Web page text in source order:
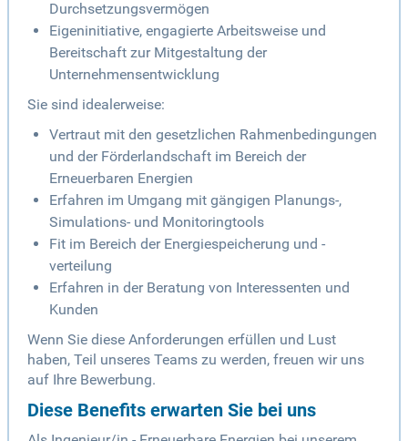
Durchsetzungsvermögen
Eigeninitiative, engagierte Arbeitsweise und
Bereitschaft zur Mitgestaltung der
Unternehmensentwicklung
Sie sind idealerweise:
Vertraut mit den gesetzlichen Rahmenbedingungen
und der Förderlandschaft im Bereich der
Erneuerbaren Energien
Erfahren im Umgang mit gängigen Planungs-,
Simulations- und Monitoringtools
Fit im Bereich der Energiespeicherung und -
verteilung
Erfahren in der Beratung von Interessenten und
Kunden
Wenn Sie diese Anforderungen erfüllen und Lust
haben, Teil unseres Teams zu werden, freuen wir uns
auf Ihre Bewerbung.
Diese Benefits erwarten Sie bei uns